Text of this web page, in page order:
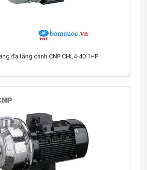
đa tầng cánh CNP CHL4-40 1HP